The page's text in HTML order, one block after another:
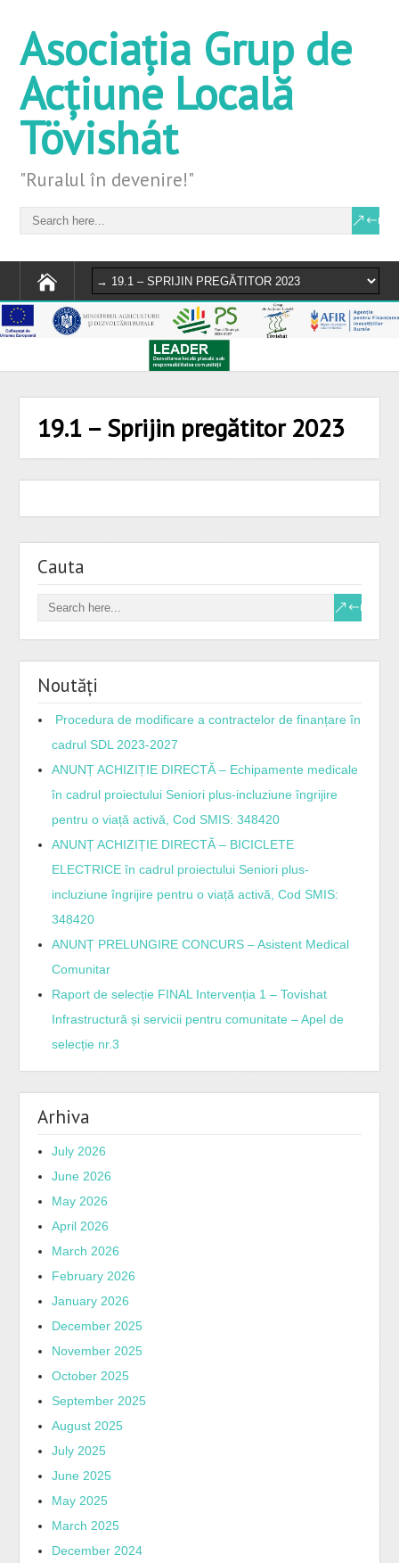
Asociația Grup de
Acțiune Locală
Tövishát
"Ruralul în devenire!"
19.1 – Sprijin pregătitor 2023
Cauta
Noutăți
Procedura de modificare a contractelor de finanțare în
cadrul SDL 2023-2027
ANUNȚ ACHIZIȚIE DIRECTĂ – Echipamente medicale
în cadrul proiectului Seniori plus-incluziune îngrijire
pentru o viață activă, Cod SMIS: 348420
ANUNȚ ACHIZIȚIE DIRECTĂ – BICICLETE
ELECTRICE în cadrul proiectului Seniori plus-
incluziune îngrijire pentru o viață activă, Cod SMIS:
348420
ANUNȚ PRELUNGIRE CONCURS – Asistent Medical
Comunitar
Raport de selecție FINAL Intervenția 1 – Tovishat
Infrastructură și servicii pentru comunitate – Apel de
selecție nr.3
Arhiva
July 2026
June 2026
May 2026
April 2026
March 2026
February 2026
January 2026
December 2025
November 2025
October 2025
September 2025
August 2025
July 2025
June 2025
May 2025
March 2025
December 2024